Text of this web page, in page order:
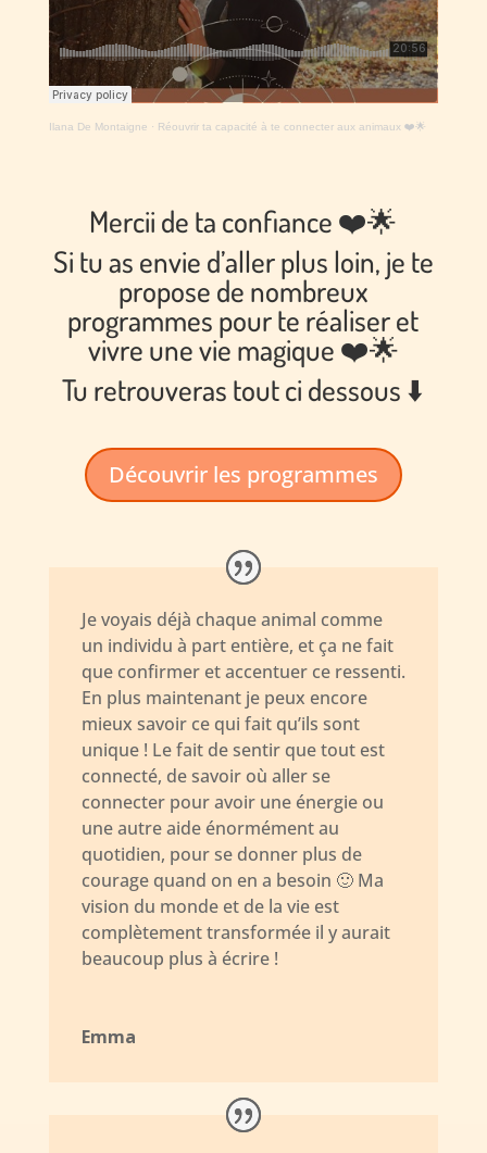
Ilana De Montaigne · Réouvrir ta capacité à te connecter aux animaux ❤️🌟
Mercii de ta confiance ❤️🌟
Si tu as envie d’aller plus loin, je te
propose de nombreux
programmes pour te réaliser et
vivre une vie magique ❤️🌟
Tu retrouveras tout ci dessous ⬇️
Découvrir les programmes
Je voyais déjà chaque animal comme
un individu à part entière, et ça ne fait
que confirmer et accentuer ce ressenti.
En plus maintenant je peux encore
mieux savoir ce qui fait qu’ils sont
unique ! Le fait de sentir que tout est
connecté, de savoir où aller se
connecter pour avoir une énergie ou
une autre aide énormément au
quotidien, pour se donner plus de
courage quand on en a besoin 🙂 Ma
vision du monde et de la vie est
complètement transformée il y aurait
beaucoup plus à écrire !
Emma